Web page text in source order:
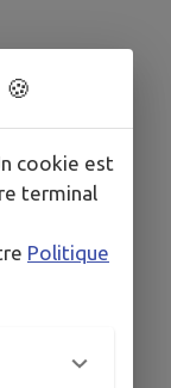
cookie est
terminal
Politique